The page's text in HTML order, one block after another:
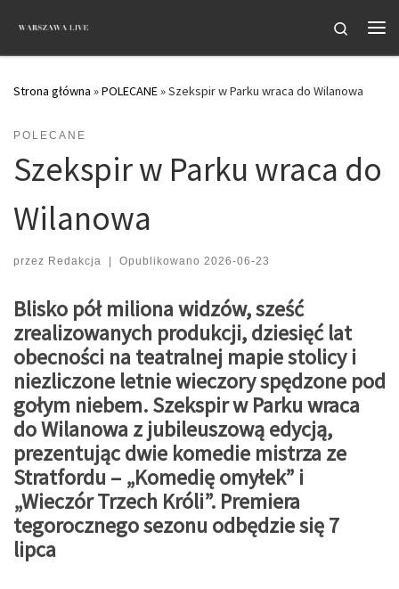
Przejdź do treści
Search
Strona główna »POLECANE»Szekspir w Parku wraca do Wilanowa
POLECANE
Szekspir w Parku wraca do
Wilanowa
przez Redakcja | Opublikowano 2026-06-23
Blisko pół miliona widzów, sześć
zrealizowanych produkcji, dziesięć lat
obecności na teatralnej mapie stolicy i
niezliczone letnie wieczory spędzone pod
gołym niebem. Szekspir w Parku wraca
do Wilanowa z jubileuszową edycją,
prezentując dwie komedie mistrza ze
Stratfordu – „Komedię omyłek” i
„Wieczór Trzech Króli”. Premiera
tegorocznego sezonu odbędzie się 7
lipca